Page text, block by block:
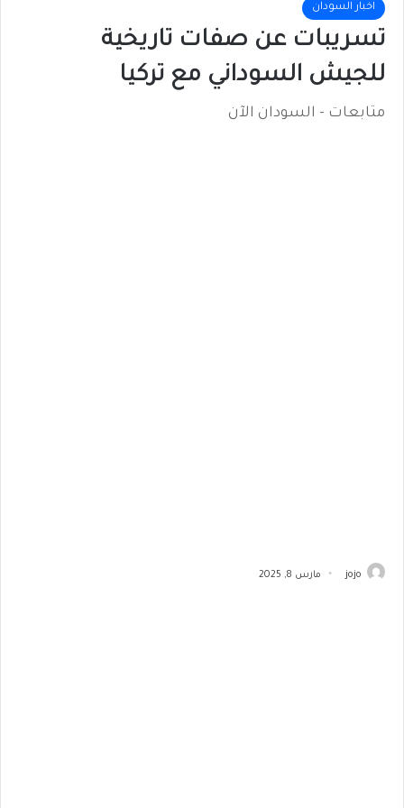
اخبار السودان
تسريبات عن صفات تاريخية
للجيش السوداني مع تركيا
متابعات - السودان الآن
jojo مارس 8, 2025